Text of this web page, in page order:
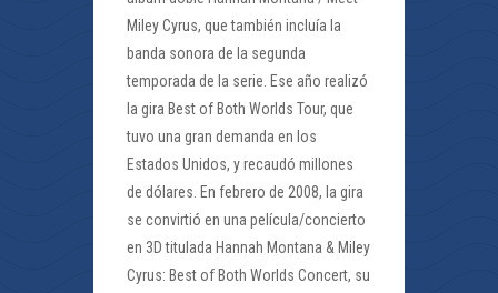
Miley Cyrus, que también incluía la
banda sonora de la segunda
temporada de la serie. Ese año realizó
la gira Best of Both Worlds Tour, que
tuvo una gran demanda en los
Estados Unidos, y recaudó millones
de dólares. En febrero de 2008, la gira
se convirtió en una película/concierto
en 3D titulada Hannah Montana & Miley
Cyrus: Best of Both Worlds Concert, su